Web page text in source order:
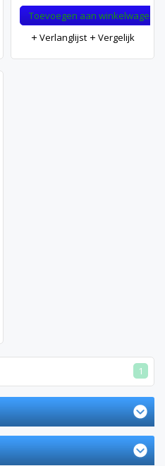
Toevoegen aan winkelwagen
Verlanglijst
Vergelijk
1